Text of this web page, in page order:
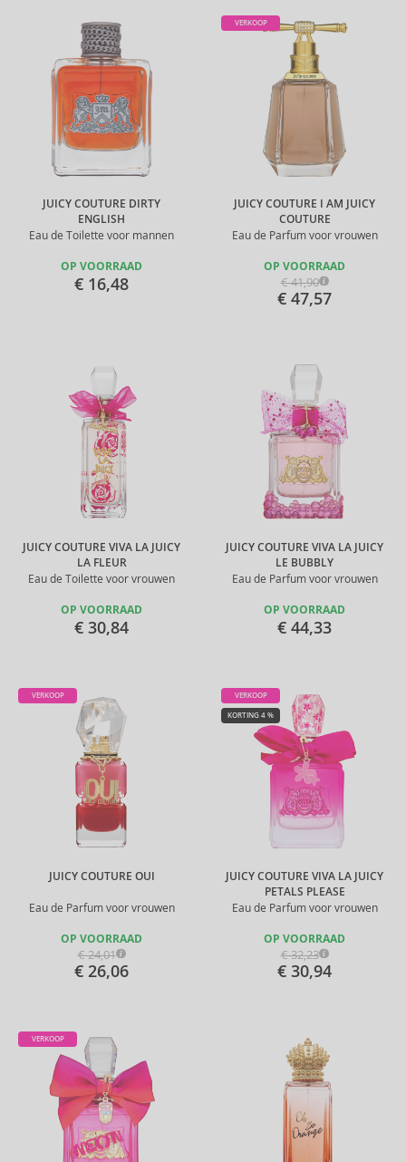
JUICY COUTURE DIRTY
ENGLISH
Eau de Toilette voor mannen
OP VOORRAAD
€ 16,48
JUICY COUTURE I AM JUICY
COUTURE
Eau de Parfum voor vrouwen
VERKOOP
OP VOORRAAD
€ 41,90
€ 47,57
JUICY COUTURE VIVA LA JUICY
LA FLEUR
Eau de Toilette voor vrouwen
OP VOORRAAD
€ 30,84
JUICY COUTURE VIVA LA JUICY
LE BUBBLY
Eau de Parfum voor vrouwen
OP VOORRAAD
€ 44,33
JUICY COUTURE OUI
Eau de Parfum voor vrouwen
VERKOOP
OP VOORRAAD
€ 24,01
€ 26,06
JUICY COUTURE VIVA LA JUICY
PETALS PLEASE
Eau de Parfum voor vrouwen
VERKOOP
KORTING 4 %
OP VOORRAAD
€ 32,23
€ 30,94
VERKOOP